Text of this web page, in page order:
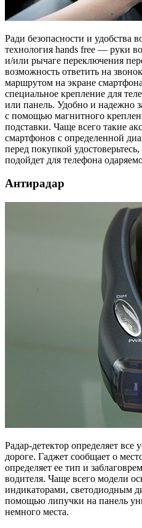
Ради безопасности и удобства
технология hands free — руки
и/или рычаге переключения
возможность ответить на
маршрутом на экране
специальное крепление для
или панель. Удобно и надежно
с помощью магнитного
подставки. Чаще всего такие
смартфонов с определенной
перед покупкой
подойдет для телефона
Антирадар
Радар-детектор определяет все
дороге. Гаджет сообщает о
определяет ее тип и
водителя. Чаще всего модели
индикаторами, светодиодным
помощью липучки на панель
немного места.